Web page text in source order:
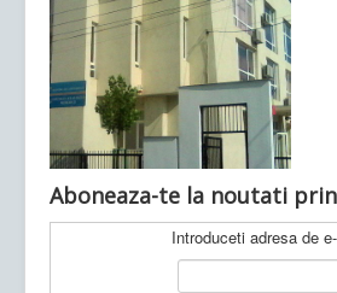
Ultimele articole: Vi, 04.11.2022 -
Județean Mehedinți
Aboneaza-te la noutati
Introduceti adresa de